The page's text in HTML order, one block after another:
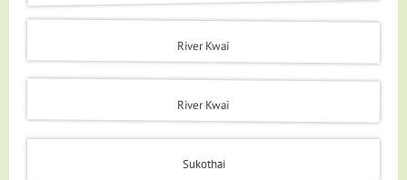
River Kwai
River Kwai
Sukothai